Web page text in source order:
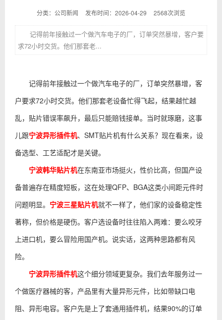
分类：公司新闻 发布时间：2026-04-29 2568次浏览
记得前年接触过一个做汽车电子的厂，订单突然暴增，客户要
求72小时交货。他们那套老...
记得前年接触过一个做汽车电子的厂，订单突然暴增，客
户要求72小时交货。他们那套老设备忙得飞起，结果越忙越
乱，贴片错误率飙升，最后只能赔钱接单。当时就琢磨，这事
儿跟宁波异形插件机、SMT贴片机有什么关系？现在看来，设
备选型、工艺适配才是关键。
宁波韩华贴片机在东南亚市场挺火，性价比高，但国产设
备普遍存在精度短板，这在处理QFP、BGA这类小间距元件时
问题明显。 宁波三星贴片机就不一样了，他们家的设备稳定性
著称，但价格是硬伤。客户选设备时往往陷入两难：要么咬牙
上进口机，要么冒险用国产机。说实话，这两种思路都有风
险。
宁波异形插件机这个细分领域更复杂。我们去年服务过一
个做医疗器械的客，产品里有大量异形元件，比如带缺口电
阻、异形电容。客户先是上了套通用插件机，结果90%的订单